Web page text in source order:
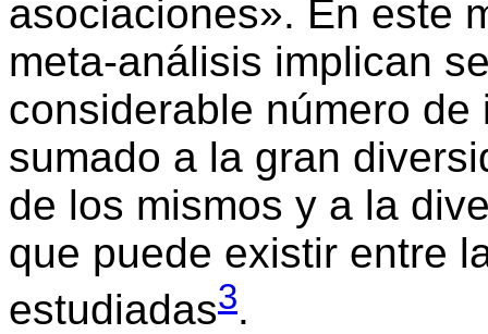
asociaciones». En este
meta-análisis implican
considerable número
sumado a la gran
de los mismos y a la
que puede existir entre
estudiadas3.